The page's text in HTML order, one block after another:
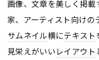
画像、文章を美しく掲
家、アーティスト向けの
サムネイル横にテキスト
見栄えがいいレイアウト